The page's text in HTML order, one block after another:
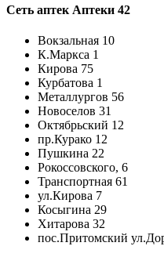
Сеть аптек Аптеки 42
Вокзальная 10
К.Маркса 1
Кирова 75
Курбатова 1
Металлургов 56
Новоселов 31
Октябрьский 12
пр.Курако 12
Пушкина 22
Рокоссовского, 6
Транспортная 61
ул.Кирова 7
Косыгина 29
Хитарова 32
пос.Притомский